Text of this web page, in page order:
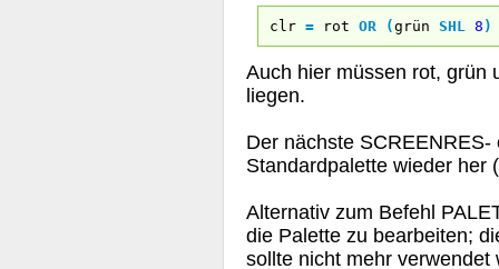
clr = rot OR (grün SHL 8 )
Auch hier müssen rot, grün
liegen.
Der nächste
Standardpalette wieder her
Alternativ zum Befehl
die Palette zu bearbeiten;
sollte nicht mehr verwendet